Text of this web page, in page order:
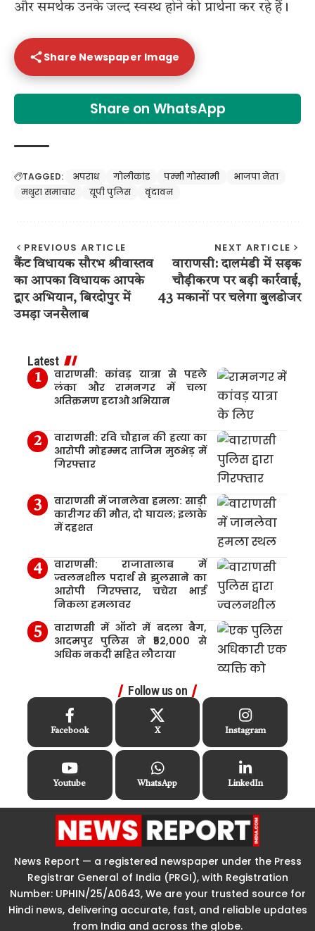
और समर्थक उनके जल्द स्वस्थ होने की प्रार्थना कर रहे हैं।
Share Newspaper Image
Share on WhatsApp
TAGGED: अपराध गोलीकांड पम्मी गोस्वामी
भाजपा नेता
मथुरा समाचार
यूपी पुलिस वृंदावन
PREVIOUS ARTICLE
कैंट विधायक सौरभ श्रीवास्तव
का आपका विधायक आपके
द्वार अभियान, बिरदोपुर में
उमड़ा जनसैलाब
NEXT ARTICLE
वाराणसी: दालमंडी में सड़क
चौड़ीकरण पर बड़ी कार्रवाई,
43 मकानों पर चलेगा बुलडोजर
Latest
वाराणसी: कांवड़ यात्रा से पहले
लंका और रामनगर में चला
अतिक्रमण हटाओ अभियान
वाराणसी: रवि चौहान की हत्या का
आरोपी मोहम्मद ताजिम मुठभेड़ में
गिरफ्तार
वाराणसी में जानलेवा हमला: साड़ी
कारीगर की मौत, दो घायल; इलाके
में दहशत
वाराणसी: राजातालाब में
ज्वलनशील पदार्थ से झुलसाने का
आरोपी गिरफ्तार, चचेरा भाई
निकला हमलावर
वाराणसी में ऑटो में बदला बैग,
आदमपुर पुलिस ने ₹52,000 से
अधिक नकदी सहित लौटाया
Follow us on
Facebook X Instagram
Youtube WhatsApp LinkedIn
News Report — a registered newspaper under the Press
Registrar General of India (PRGI), with Registration
Number: UPHIN/25/A0643, We are your trusted source for
Hindi news, delivering accurate, fast, and reliable updates
from India and across the globe.